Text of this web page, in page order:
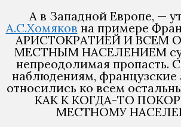
А в Западной Европе, —
А.С.Хомяковна примере
АРИСТОКРАТИЕЙ И ВСЕМ
МЕСТНЫМ НАСЕЛЕНИЕМ
непреодолимая пропасть.
наблюдениям, французские
относились ко всем
КАК К КОГДА-ТО
МЕСТНОМУ